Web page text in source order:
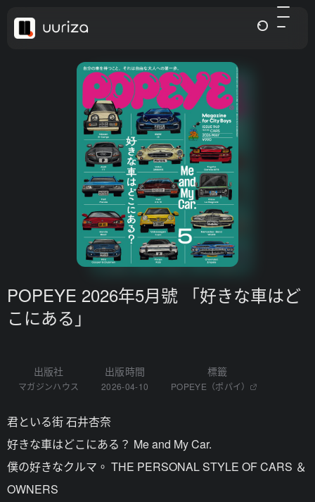
POPEYE 2026年5月號 「好きな車はど
こにある」
出版社
マガジンハウス
出版時間
2026-04-10
標籤
POPEYE（ポパイ）
君といる街 石井杏奈
好きな車はどこにある？ Me and My Car.
僕の好きなクルマ。 THE PERSONAL STYLE OF CARS ＆
OWNERS